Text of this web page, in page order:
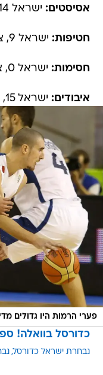
אסיסטים: ישראל 14, צרפת 21
חטיפות: ישראל 9, צרפת 6
חסימות: ישראל 0, צרפת 0
איבודים: ישראל 15, צרפת 17
פערי הרמות היו גדולים
כדורסל בוואלה!
נבחרת ישראל כדורסל